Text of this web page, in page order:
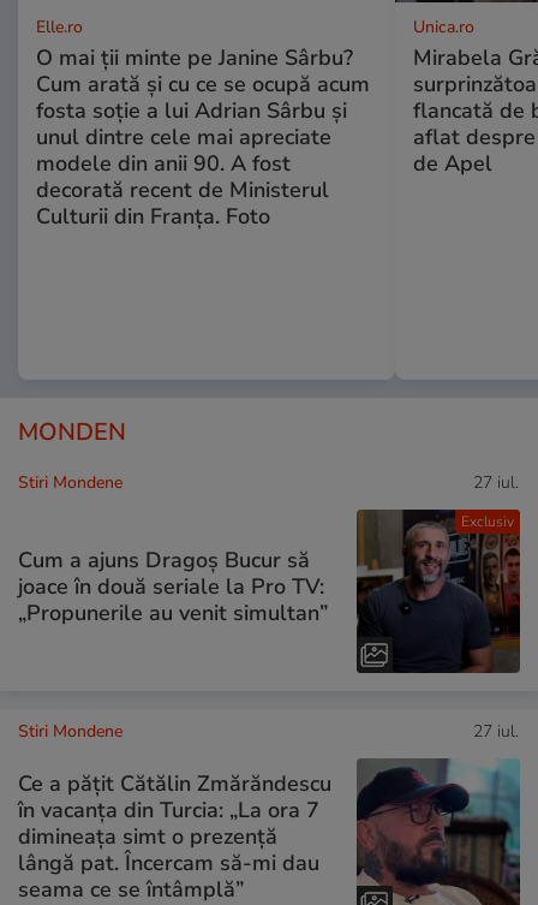
Elle.ro
O mai ții minte pe Janine Sârbu?
Cum arată și cu ce se ocupă acum
fosta soție a lui Adrian Sârbu și
unul dintre cele mai apreciate
modele din anii 90. A fost
decorată recent de Ministerul
Culturii din Franța. Foto
Unica.ro
Mirabela
flancată de
aflat
de Apel
MONDEN
Exclusiv
Stiri Mondene 27 iul.
Cum a ajuns Dragoș Bucur să
joace în două seriale la Pro TV:
„Propunerile au venit simultan”
Stiri Mondene 27 iul.
Ce a pățit Cătălin Zmărăndescu
în vacanța din Turcia: „La ora 7
dimineața simt o prezență
lângă pat. Încercam să-mi dau
seama ce se întâmplă”